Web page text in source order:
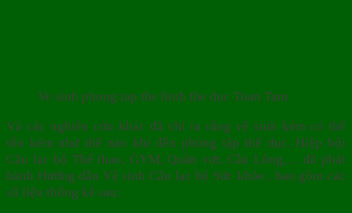
Ve sinh phong tap the hinh the duc Toan Tam
Và các nghiên cứu khác đã chỉ ra rằng vệ sinh kém có thể
tốn kém như thế nào khi đến phòng tập thể dục. Hiệp hội
Câu lạc bộ Thể thao, GYM, Quần vợt, Cầu Lông,… đã phát
hành Hướng dẫn Vệ sinh Câu lạc bộ Sức khỏe , bao gồm các
số liệu thống kê sau: